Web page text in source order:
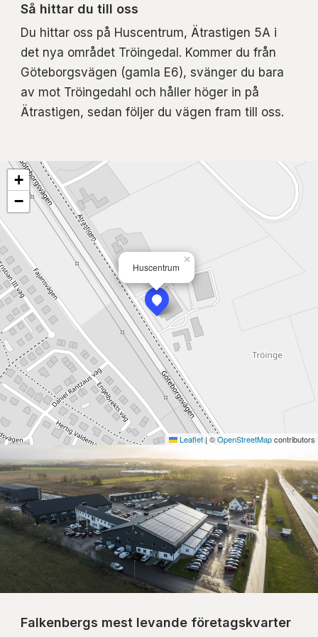
Så hittar du till oss
Du hittar oss på Huscentrum, Ätrastigen 5A i
det nya området Tröingedal. Kommer du från
Göteborgsvägen (gamla E6), svänger du bara
av mot Tröingedahl och håller höger in på
Ätrastigen, sedan följer du vägen fram till oss.
Huscentrum
×
+
−
Leaflet| ©OpenStreetMapcontributors
Falkenbergs mest levande företagskvarter